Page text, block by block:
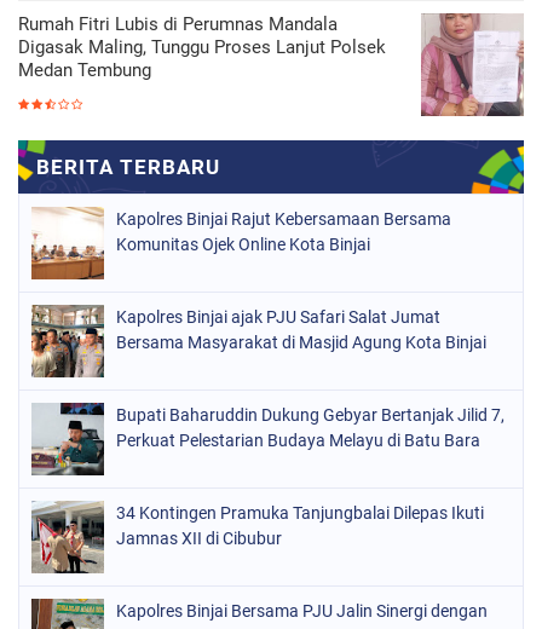
Rumah Fitri Lubis di Perumnas Mandala
Digasak Maling, Tunggu Proses Lanjut Polsek
Medan Tembung
Kapolres Binjai Rajut Kebersamaan Bersama
Komunitas Ojek Online Kota Binjai
Kapolres Binjai ajak PJU Safari Salat Jumat
Bersama Masyarakat di Masjid Agung Kota Binjai
Bupati Baharuddin Dukung Gebyar Bertanjak Jilid 7,
Perkuat Pelestarian Budaya Melayu di Batu Bara
34 Kontingen Pramuka Tanjungbalai Dilepas Ikuti
Jamnas XII di Cibubur
Kapolres Binjai Bersama PJU Jalin Sinergi dengan